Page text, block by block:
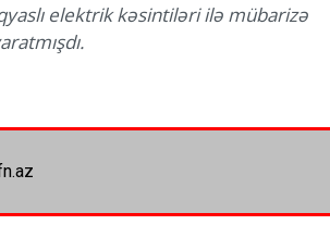
elektrik kəsintiləri ilə mübarizə